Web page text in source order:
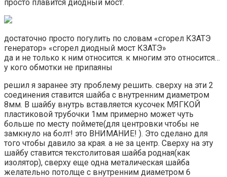
просто плавится диодный мост.
достаточно просто погулить по словам «сгорел КЗАТЭ
генератор» «сгорел диодный мост КЗАТЭ»
да и не только к ним относится. к многим это относится…
у кого обмотки не припаяны
решил я заранее эту проблему решить. сверху на эти 2
соединения ставится шайба с внутренним диаметром
8мм. В шайбу внутрь вставляется кусочек МЯГКОЙ
пластиковой трубочки 1мм примерно может чуть
больше по месту поймете(для центровки чтобы не
замкнуло на болт! это ВНИМАНИЕ! ). Это сделано для
того чтобы давило за края. а не за центр. Сверху на эту
шайбу ставится текстолитовая шайба родная(как
изолятор), сверху еще одна металическая шайба
желательно потолще с внутренним диаметром 6